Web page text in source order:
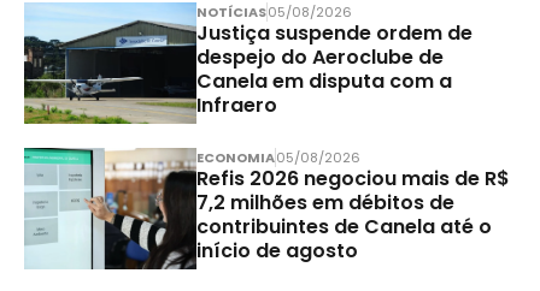
NOTÍCIAS05/08/2026
Justiça suspende ordem de
despejo do Aeroclube de
Canela em disputa com a
Infraero
ECONOMIA05/08/2026
Refis 2026 negociou mais de R$
7,2 milhões em débitos de
contribuintes de Canela até o
início de agosto